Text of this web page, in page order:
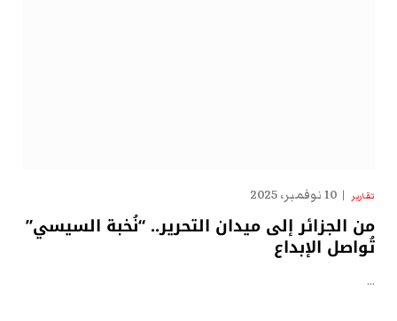
تقارير 10 نوفمبر، 2025
من الجزائر إلى ميدان التحرير.. “نُخبة السيسي”
تُواصل الإبداع
…